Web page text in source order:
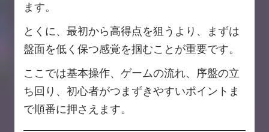
ます。
とくに、最初から高得点を狙うより、まずは
盤面を低く保つ感覚を掴むことが重要です。
ここでは基本操作、ゲームの流れ、序盤の立
ち回り、初心者がつまずきやすいポイントま
で順番に押さえます。